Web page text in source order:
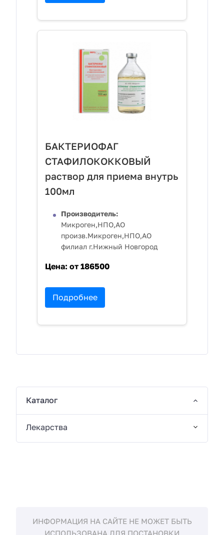
БАКТЕРИОФАГ
СТАФИЛОКОККОВЫЙ
раствор для приема внутрь
100мл
Производитель:
Микроген,НПО,АО
произв.Микроген,НПО,АО
филиал г.Нижный Новгород
Цена: от 186500
Подробнее
Каталог
Лекарства
ИНФОРМАЦИЯ НА САЙТЕ НЕ МОЖЕТ БЫТЬ
ИСПОЛЬЗОВАНА ДЛЯ ПОСТАНОВКИ